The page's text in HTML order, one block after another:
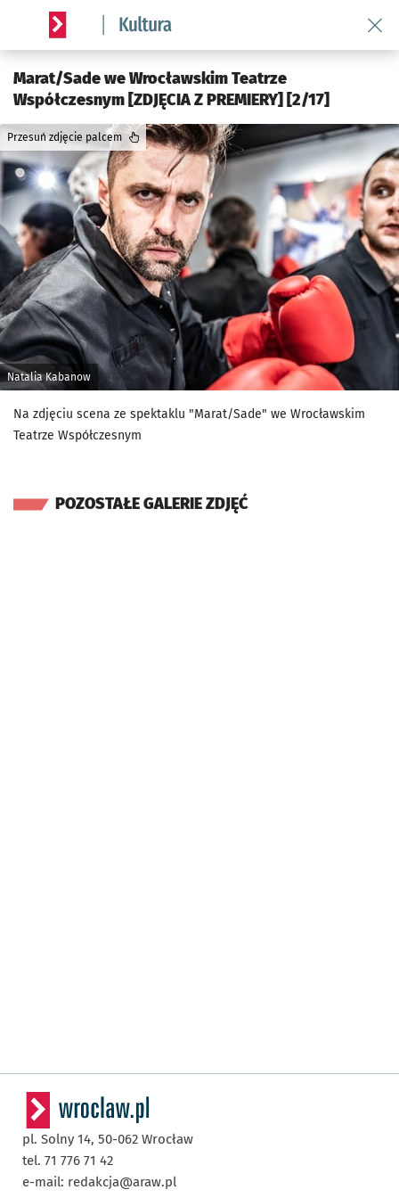
Serwis informacyjny wroclaw.pl podserwis: Kultura
Marat/Sade we Wrocławskim Teatrze
Współczesnym [ZDJĘCIA Z PREMIERY] [2/17]
Natalia Kabanow
Przesuń zdjęcie palcem
Na zdjęciu scena ze spektaklu "Marat/Sade" we Wrocławskim
Teatrze Współczesnym
POZOSTAŁE GALERIE ZDJĘĆ
pl. Solny 14, 50-062 Wrocław
tel. 71 776 71 42
e-mail: redakcja@araw.pl